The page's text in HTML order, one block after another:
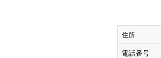
住所
電話番号